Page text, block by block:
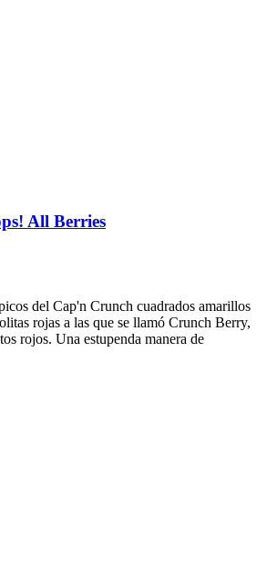
All Berries
del Cap'n Crunch cuadrados amarillos
rojas a las que se llamó Crunch Berry,
rojos. Una estupenda manera de